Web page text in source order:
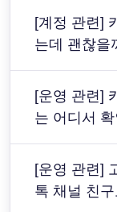
[계정 관련]
는데 괜찮을
[운영 관련]
는 어디서
[운영 관련]
톡 채널 친